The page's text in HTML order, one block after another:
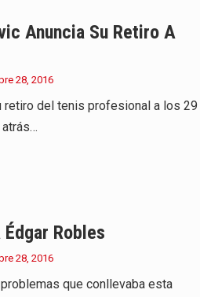
la madrugada…
jueves…
Anuncia Su Retiro A
28, 2016
retiro del tenis profesional a los 29
Robles
28, 2016
que conllevaba esta